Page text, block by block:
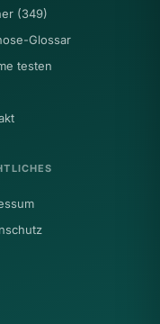
(349)
Glossar
testen